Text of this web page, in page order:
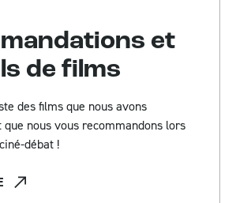
et
de films
des films que nous avons
nous vous recommandons lors
débat !